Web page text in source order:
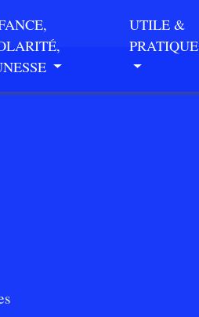
UTILE &
PRATIQUE